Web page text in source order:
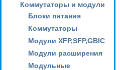
Коммутаторы и модули
Блоки питания
Коммутаторы
Модули XFP,SFP,GBIC
Модули расширения
Модульные